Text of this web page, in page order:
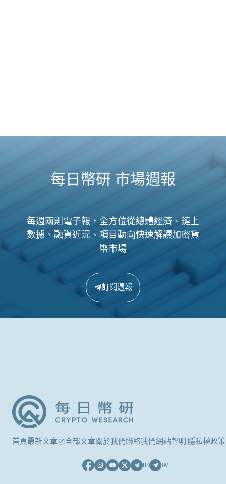
每日幣研 市場週報
每週兩則電子報，全方位從總體經濟、鏈上
數據、融資近況、項目動向快速解讀加密貨
幣市場
訂閱週報
首頁最新文章 全部文章關於我們聯絡我們網站聲明 隱私權政策
HK TW